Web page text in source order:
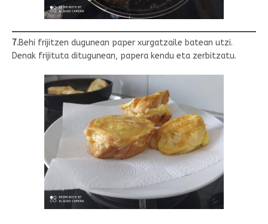
7.Behi frijitzen dugunean paper xurgatzaile batean utzi.
Denak frijituta ditugunean, papera kendu eta zerbitzatu.